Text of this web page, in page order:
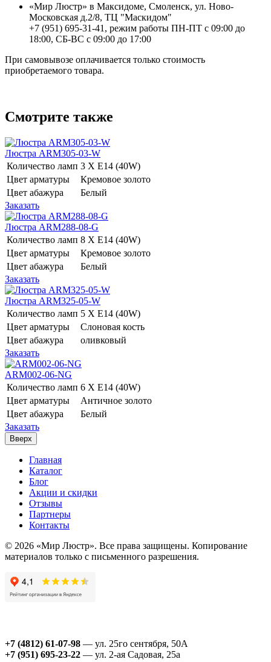
«Мир Люстр» в Максидоме, Смоленск, ул. Ново-
Московская д.2/8, ТЦ "Маскидом"
+7 (951) 695-31-41, режим работы ПН-ПТ с 09:00 до
18:00, СБ-ВС с 09:00 до 17:00
При самовывозе оплачивается только стоимость
приобретаемого товара.
Смотрите также
Люстра ARM305-03-W
Количество ламп 3 Х E14 (40W)
Цвет арматуры
Кремовое золото
Цвет абажура
Белый
Заказать
Люстра ARM288-08-G
Количество ламп 8 Х E14 (40W)
Цвет арматуры
Кремовое золото
Цвет абажура
Белый
Заказать
Люстра ARM325-05-W
Количество ламп 5 Х E14 (40W)
Цвет арматуры
Слоновая кость
Цвет абажура
оливковый
Заказать
ARM002-06-NG
Количество ламп 6 Х E14 (40W)
Цвет арматуры
Античное золото
Цвет абажура
Белый
Заказать
Вверх
Главная
Каталог
Блог
Акции и скидки
Отзывы
Партнеры
Контакты
© 2026 «Мир Люстр». Все права защищены. Копирование
материалов только с письменного разрешения.
+7 (4812) 61-07-98 — ул. 25го сентября, 50А
+7 (951) 695-23-22 — ул. 2-ая Садовая, 25а